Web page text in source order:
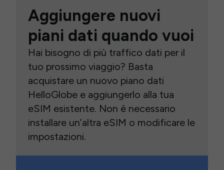
Aggiungere nuovi
piani dati quando vuoi
Hai bisogno di più traffico dati per il
tuo prossimo viaggio? Basta
acquistare un nuovo piano dati
HelloGlobe e aggiungerlo alla tua
eSIM esistente. Non è necessario
installare un’altra eSIM o modificare le
impostazioni.